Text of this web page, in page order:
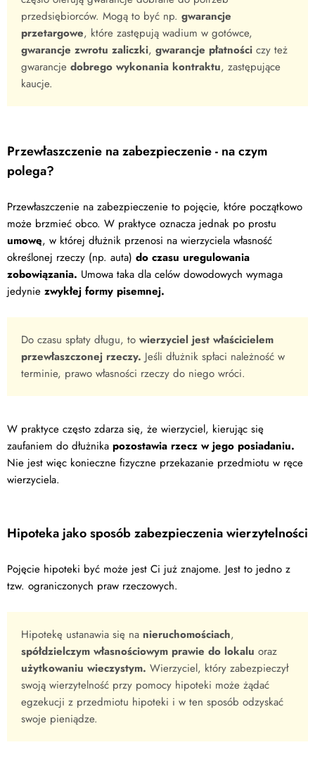
przedsiębiorców. Mogą to być np. gwarancje
przetargowe, które zastępują wadium w gotówce,
gwarancje zwrotu zaliczki, gwarancje płatności czy też
gwarancje dobrego wykonania kontraktu, zastępujące
kaucje.
Przewłaszczenie na zabezpieczenie - na czym
polega?
Przewłaszczenie na zabezpieczenie to pojęcie, które początkowo
może brzmieć obco. W praktyce oznacza jednak po prostu
umowę, w której dłużnik przenosi na wierzyciela własność
określonej rzeczy (np. auta) do czasu uregulowania
zobowiązania. Umowa taka dla celów dowodowych wymaga
jedynie zwykłej formy pisemnej.
Do czasu spłaty długu, to wierzyciel jest właścicielem
przewłaszczonej rzeczy. Jeśli dłużnik spłaci należność w
terminie, prawo własności rzeczy do niego wróci.
W praktyce często zdarza się, że wierzyciel, kierując się
zaufaniem do dłużnika pozostawia rzecz w jego posiadaniu.
Nie jest więc konieczne fizyczne przekazanie przedmiotu w ręce
wierzyciela.
Hipoteka jako sposób zabezpieczenia wierzytelności
Pojęcie hipoteki być może jest Ci już znajome. Jest to jedno z
tzw. ograniczonych praw rzeczowych.
Hipotekę ustanawia się na nieruchomościach,
spółdzielczym własnościowym prawie do lokalu oraz
użytkowaniu wieczystym. Wierzyciel, który zabezpieczył
swoją wierzytelność przy pomocy hipoteki może żądać
egzekucji z przedmiotu hipoteki i w ten sposób odzyskać
swoje pieniądze.